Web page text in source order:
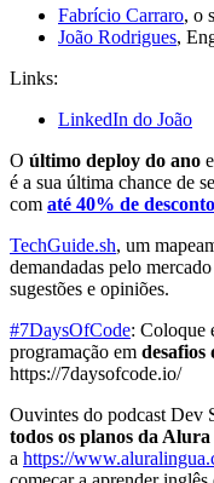
Fabrício Carraro, o
João Rodrigues,
Links:
LinkedIn do João
O último deploy do ano
é a sua última chance de
com até 40% de desconto
TechGuide.sh, um
demandadas pelo
sugestões e opiniões.
#7DaysOfCode: Coloque
programação em desafios
https://7daysofcode.io/
Ouvintes do podcast Dev
todos os planos da
a https://